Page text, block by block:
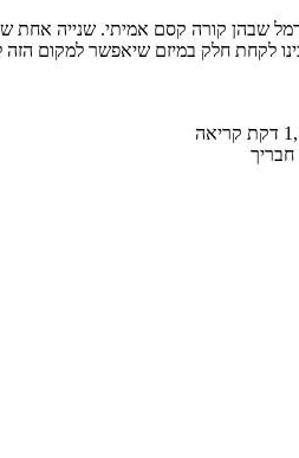
שבהן קורה קסם אמיתי. שנייה אחת
לקחת חלק במיזם שיאפשר למקום
דקת קריאה